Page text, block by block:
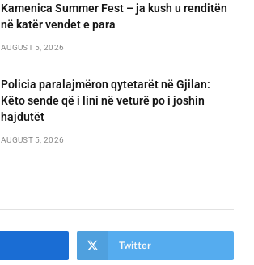
Kamenica Summer Fest – ja kush u renditën
në katër vendet e para
AUGUST 5, 2026
Policia paralajmëron qytetarët në Gjilan:
Këto sende që i lini në veturë po i joshin
hajdutët
AUGUST 5, 2026
Twitter